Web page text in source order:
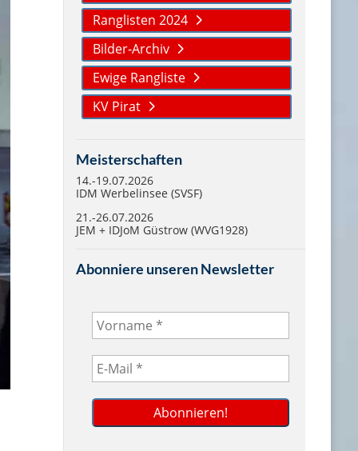
Ranglisten 2024
Bilder-Archiv
Ewige Rangliste
KV Pirat
Meisterschaften
14.-19.07.2026
IDM Werbelinsee (SVSF)
21.-26.07.2026
JEM + IDJoM Güstrow (WVG1928)
Abonniere unseren Newsletter